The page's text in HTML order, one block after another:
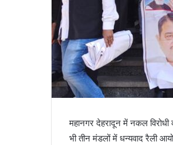
महानगर देहरादून में नकल
भी तीन मंडलों में धन्यवाद रैली
हाथी को देखकर
तिहरे
हत्याकांड
का
दून
पुलिस
ने
किया
June 27, 2024
पटेलनगर क्षेत्र में
किया खुलासा